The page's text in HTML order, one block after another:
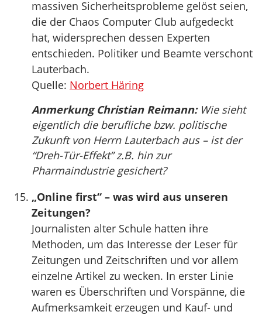
massiven Sicherheitsprobleme gelöst seien,
die der Chaos Computer Club aufgedeckt
hat, widersprechen dessen Experten
entschieden. Politiker und Beamte verschont
Lauterbach.
Quelle: Norbert Häring
Anmerkung Christian Reimann:Wie sieht
eigentlich die berufliche bzw. politische
Zukunft von Herrn Lauterbach aus – ist der
“Dreh-Tür-Effekt” z.B. hin zur
Pharmaindustrie gesichert?
„Online first“ – was wird aus unseren
Zeitungen?
Journalisten alter Schule hatten ihre
Methoden, um das Interesse der Leser für
Zeitungen und Zeitschriften und vor allem
einzelne Artikel zu wecken. In erster Linie
waren es Überschriften und Vorspänne, die
Aufmerksamkeit erzeugen und Kauf- und